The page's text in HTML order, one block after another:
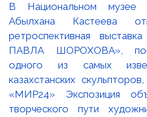
В Национальном музее
Абылхана Кастеева
ретроспективная
ПАВЛА ШОРОХОВА»,
одного из самых
казахстанских
«МИР24» Экспозиция
творческого пути